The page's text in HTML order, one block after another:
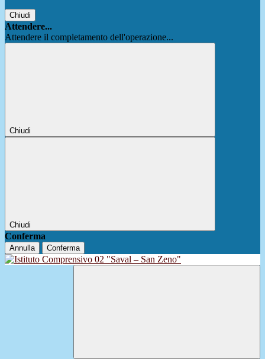
Chiudi
Attendere...
Attendere il completamento dell'operazione...
Chiudi
Chiudi
Conferma
Annulla Conferma